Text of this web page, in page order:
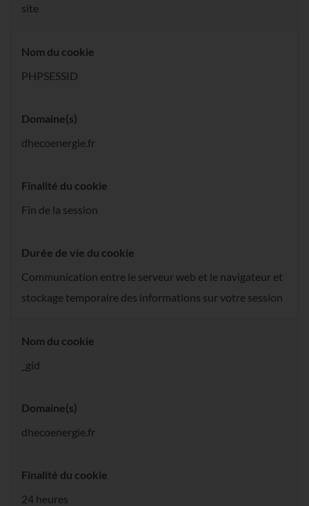
site
Nom du cookie
PHPSESSID
Domaine(s)
dhecoenergie.fr
Finalité du cookie
Fin de la session
Durée de vie du cookie
Communication entre le serveur web et le navigateur et
stockage temporaire des informations sur votre session
Nom du cookie
_gid
Domaine(s)
dhecoenergie.fr
Finalité du cookie
24 heures